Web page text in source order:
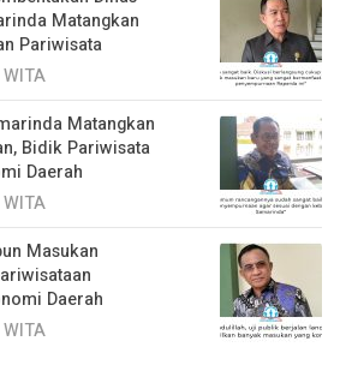
Matangkan
Pariwisata
Matangkan
Bidik Pariwisata
Daerah
Masukan
Daerah